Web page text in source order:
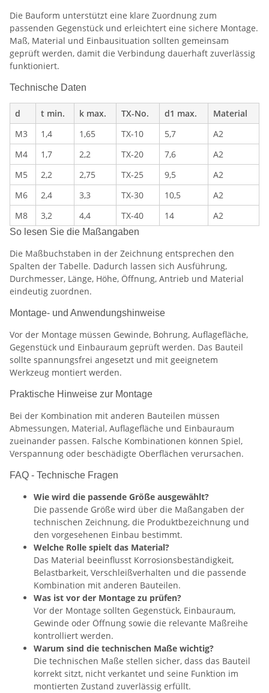
Die Bauform unterstützt eine klare Zuordnung zum
passenden Gegenstück und erleichtert eine sichere Montage.
Maß, Material und Einbausituation sollten gemeinsam
geprüft werden, damit die Verbindung dauerhaft zuverlässig
funktioniert.
Technische Daten
d t min. k max. TX-No. d1 max.
Material
M3
1,4 1,65 TX-10 5,7
A2
M4
1,7 2,2 TX-20 7,6
A2
M5
2,2 2,75 TX-25 9,5
A2
M6
2,4 3,3 TX-30 10,5
A2
M8
3,2 4,4 TX-40 14 A2
So lesen Sie die Maßangaben
Die Maßbuchstaben in der Zeichnung entsprechen den
Spalten der Tabelle. Dadurch lassen sich Ausführung,
Durchmesser, Länge, Höhe, Öffnung, Antrieb und Material
eindeutig zuordnen.
Montage- und Anwendungshinweise
Vor der Montage müssen Gewinde, Bohrung, Auflagefläche,
Gegenstück und Einbauraum geprüft werden. Das Bauteil
sollte spannungsfrei angesetzt und mit geeignetem
Werkzeug montiert werden.
Praktische Hinweise zur Montage
Bei der Kombination mit anderen Bauteilen müssen
Abmessungen, Material, Auflagefläche und Einbauraum
zueinander passen. Falsche Kombinationen können Spiel,
Verspannung oder beschädigte Oberflächen verursachen.
FAQ - Technische Fragen
Wie wird die passende Größe ausgewählt?
Die passende Größe wird über die Maßangaben der
technischen Zeichnung, die Produktbezeichnung und
den vorgesehenen Einbau bestimmt.
Welche Rolle spielt das Material?
Das Material beeinflusst Korrosionsbeständigkeit,
Belastbarkeit, Verschleißverhalten und die passende
Kombination mit anderen Bauteilen.
Was ist vor der Montage zu prüfen?
Vor der Montage sollten Gegenstück, Einbauraum,
Gewinde oder Öffnung sowie die relevante Maßreihe
kontrolliert werden.
Warum sind die technischen Maße wichtig?
Die technischen Maße stellen sicher, dass das Bauteil
korrekt sitzt, nicht verkantet und seine Funktion im
montierten Zustand zuverlässig erfüllt.